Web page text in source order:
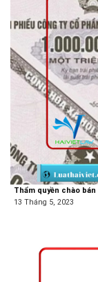
Thẩm quyền chào
13 Tháng 5, 2023